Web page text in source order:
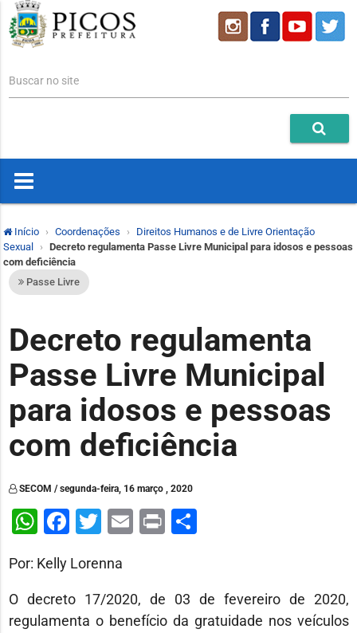
Buscar no site
Início Coordenações
Direitos Humanos e de Livre Orientação
Sexual
Decreto regulamenta Passe Livre Municipal para idosos e pessoas
com deficiência
Passe Livre
Decreto regulamenta
Passe Livre Municipal
para idosos e pessoas
com deficiência
SECOM / segunda-feira, 16 março , 2020
WhatsApp
Facebook
Twitter
Email
PrintShare
Por: Kelly Lorenna
O decreto 17/2020, de 03 de fevereiro de 2020,
regulamenta o benefício da gratuidade nos veículos